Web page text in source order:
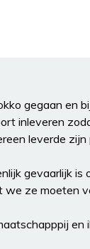
gegaan en
inleveren
leverde
gevaarlijk is
we ze moeten
en